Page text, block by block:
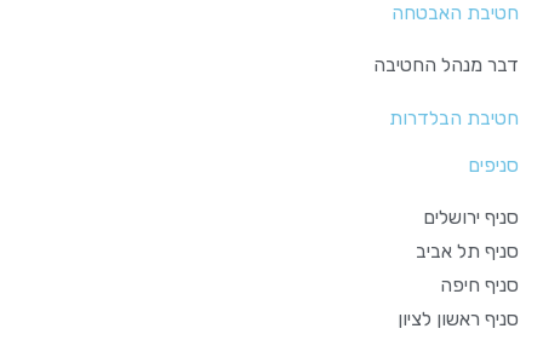
חטיבת האבטחה
דבר מנהל החטיבה
חטיבת הבלדרות
סניפים
סניף ירושלים
סניף תל אביב
סניף חיפה
סניף ראשון לציון